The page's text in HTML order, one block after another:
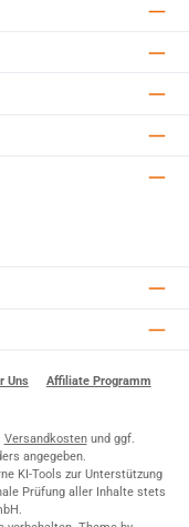
Uns
Affiliate Programm
Versandkostenund ggf.
angegeben.
KI-Tools zur Unterstützung
Prüfung aller Inhalte stets